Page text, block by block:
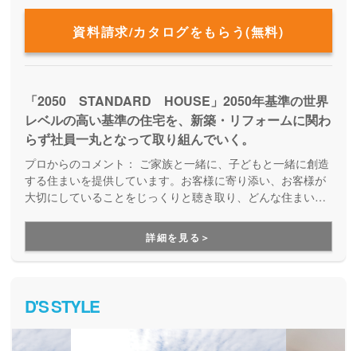
資料請求/カタログをもらう(無料)
「2050 STANDARD HOUSE」2050年基準の世界
レベルの高い基準の住宅を、新築・リフォームに関わ
らず社員一丸となって取り組んでいく。
プロからのコメント： ご家族と一緒に、子どもと一緒に創造
する住まいを提供しています。お客様に寄り添い、お客様が
大切にしていることをじっくりと聴き取り、どんな住まいが
働き世帯や子育てママに最適な家づくりのアイディアも豊富
で、家族が喜ぶ家づくりができます。
詳細を見る＞
D'S STYLE